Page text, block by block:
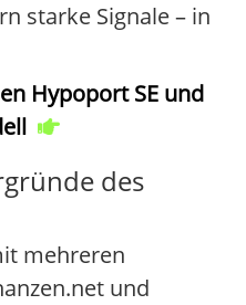
starke Signale – in
Hypoport SE und
des
mehreren
und